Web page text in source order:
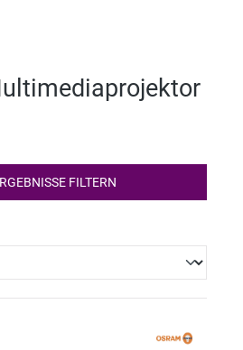
FILTERN